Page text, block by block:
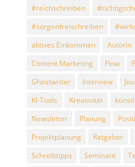
#reichschreiben
#sorgenfreischreiben
aktives Einkommen
Autorin
Content Marketing
Flow
Ghostwriter
Interview
KI-Tools
Kreativität
Newsletter
Planung
Projektplanung
Ratgeber
Schreibtipps
Seminare